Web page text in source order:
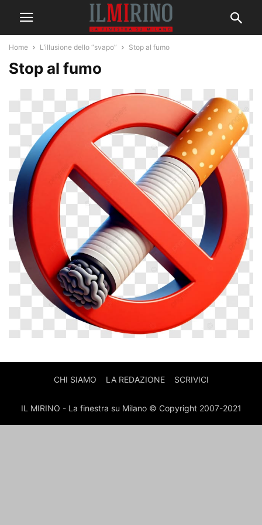
Home L’illusione dello “svapo” Stop al fumo
Stop al fumo
CHI SIAMO LA REDAZIONE SCRIVICI
IL MIRINO - La finestra su Milano © Copyright 2007-2021